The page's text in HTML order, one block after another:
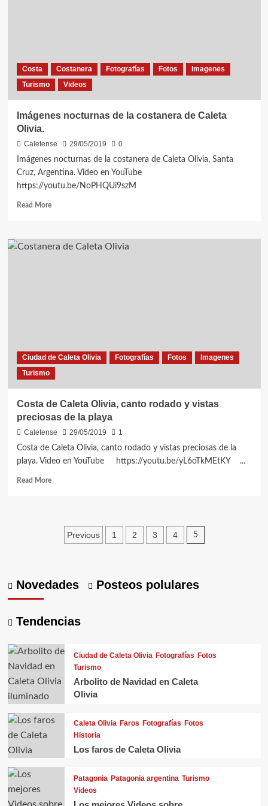
Costa Costanera Fotografías Fotos
Imagenes
Turismo
Videos
Imágenes nocturnas de la costanera de Caleta
Olivia.
Caletense 29/05/2019
0
Imágenes nocturnas de la costanera de Caleta Olivia, Santa
Cruz, Argentina. Video en YouTube
https://youtu.be/NoPHQUi9szM
Read MoreRead
Imágenes
nocturnas
Ciudad de Caleta Olivia Fotografías Fotos
Imagenes
Turismo
Costa de Caleta Olivia, canto rodado y vistas
preciosas de la playa
Caletense 29/05/2019
1
Costa de Caleta Olivia, canto rodado y vistas preciosas de la
playa. Video en YouTube https://youtu.be/yL6oTkMEtKY ...
Read MoreRead
Caleta
y
la
Paginación
entradas
Previous 1 2 3 4 5
Novedades Posteos polulares
Tendencias
Ciudad de Caleta Olivia Fotografías Fotos
Turismo
Arbolito de Navidad en Caleta
Olivia
Caleta Olivia Faros Fotografías Fotos
Historia
Los faros de Caleta Olivia
Patagonia Patagonia argentina Turismo
Videos